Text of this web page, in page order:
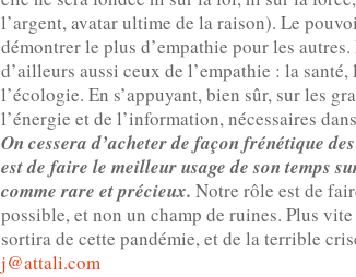
l’argent, avatar ultime de la raison). Le
démontrer le plus d’empathie pour les
d’ailleurs aussi ceux de l’empathie : la
l’écologie. En s’appuyant, bien sûr, sur les
l’énergie et de l’information, nécessaires
On cessera d’acheter de façon frénétique
est de faire le meilleur usage de son temps
comme rare et précieux. Notre rôle est de
possible, et non un champ de ruines. Plus
sortira de cette pandémie, et de la terrible
j@attali.com